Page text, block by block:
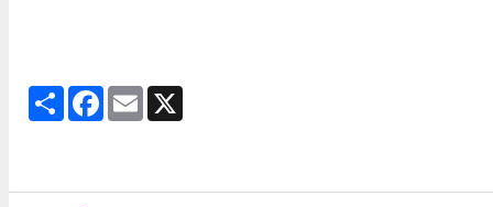
Share Facebook
Email